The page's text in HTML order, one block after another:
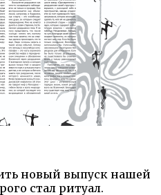
новый выпуск нашей
стал ритуал.